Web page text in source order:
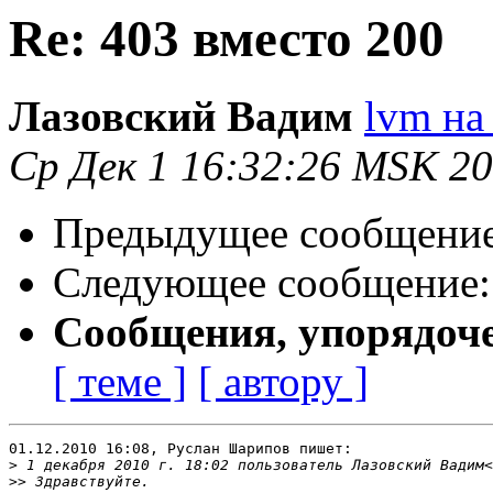
Re: 403 вместо 200
Лазовский Вадим lvm
Ср Дек 1 16:32:26 MSK
Предыдущее
Следующее
Сообщения,
[ теме ] [ автору ]
01.12.2010 16:08, Руслан Шарипов пишет:
> 1 декабря 2010 г. 18:02 пользователь Лазовский Вадим<
>>